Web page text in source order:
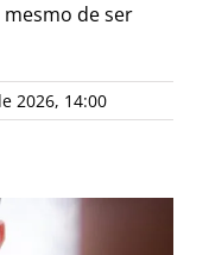
de ser
2026, 14:00